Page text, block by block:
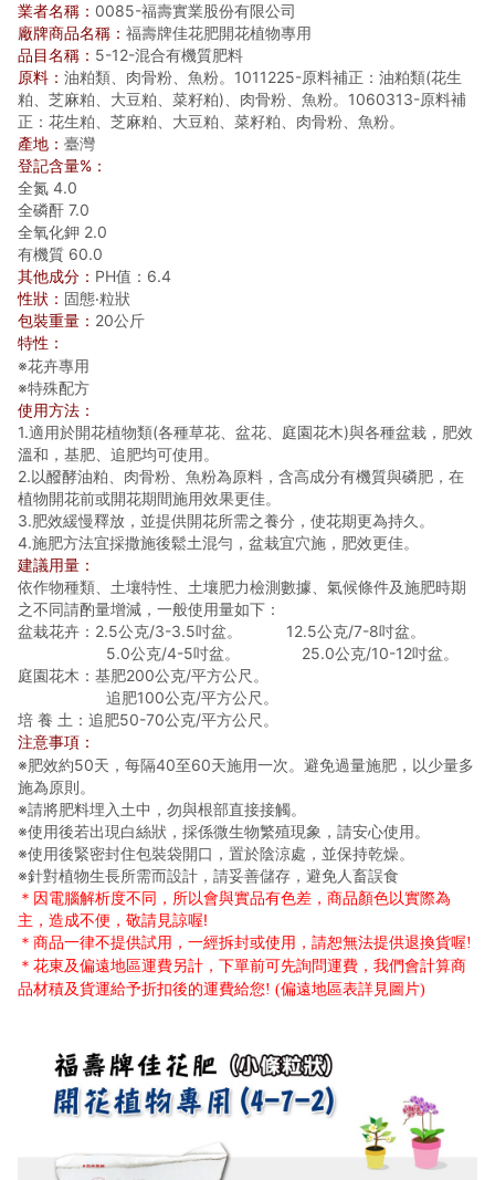
業者名稱： 0085-福壽實業股份有限公司
廠牌商品名稱： 福壽牌佳花肥開花植物專用
品目名稱： 5-12-混合有機質肥料
原料： 油粕類、肉骨粉、魚粉。1011225-原料補正：油粕類(花生
粕、芝麻粕、大豆粕、菜籽粕)、肉骨粉、魚粉。1060313-原料補
正：花生粕、芝麻粕、大豆粕、菜籽粕、肉骨粉、魚粉。
產地： 臺灣
登記含量%：
全氮 4.0
全磷酐 7.0
全氧化鉀 2.0
有機質 60.0
其他成分： PH值：6.4
性狀： 固態‧粒狀
包裝重量： 20公斤
特性：
※花卉專用
※特殊配方
使用方法 ：
1.適用於開花植物類(各種草花、盆花、庭園花木)與各種盆栽，肥效
溫和，基肥、追肥均可使用。
2.以醱酵油粕、肉骨粉、魚粉為原料，含高成分有機質與磷肥，在
植物開花前或開花期間施用效果更佳。
3.肥效緩慢釋放，並提供開花所需之養分，使花期更為持久。
4.施肥方法宜採撒施後鬆土混勻，盆栽宜穴施，肥效更佳。
建議用量：
依作物種類、土壤特性、土壤肥力檢測數據、氣候條件及施肥時期
之不同請酌量增減，一般使用量如下：
盆栽花卉：2.5公克/3-3.5吋盆。 12.5公克/7-8吋盆。
5.0公克/4-5吋盆。 25.0公克/10-12吋盆。
庭園花木：基肥200公克/平方公尺。
追肥100公克/平方公尺。
培 養 土：追肥50-70公克/平方公尺。
注意事項：
※肥效約50天，每隔40至60天施用一次。避免過量施肥，以少量多
施為原則。
※請將肥料埋入土中，勿與根部直接接觸。
※使用後若出現白絲狀，採係微生物繁殖現象，請安心使用。
※使用後緊密封住包裝袋開口，置於陰涼處，並保持乾燥。
※針對植物生長所需而設計，請妥善儲存，避免人畜誤食
＊因電腦解析度不同，所以會與實品有色差，商品顏色以實際為
主，造成不便，敬請見諒喔!
＊ 商品一律不提供試用，一經拆封或使用，請恕無法提供退換貨喔!
＊ 花東及偏遠地區運費另計，下單前可先詢問運費，我們會計算商
品材積及貨運給予折扣後的運費給您! (偏遠地區表詳見圖片)